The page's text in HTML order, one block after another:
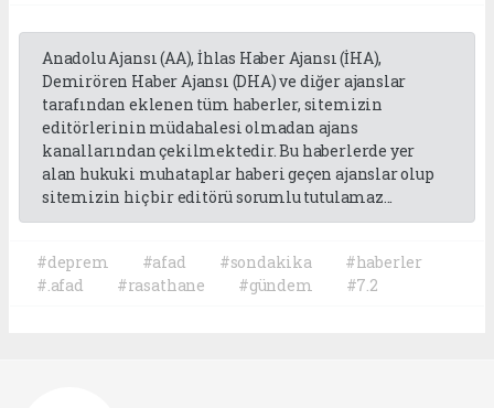
Anadolu Ajansı (AA), İhlas Haber Ajansı (İHA),
Demirören Haber Ajansı (DHA) ve diğer ajanslar
tarafından eklenen tüm haberler, sitemizin
editörlerinin müdahalesi olmadan ajans
kanallarından çekilmektedir. Bu haberlerde yer
alan hukuki muhataplar haberi geçen ajanslar olup
sitemizin hiç bir editörü sorumlu tutulamaz...
#deprem #afad #sondakika
#haberler
#.afad
#rasathane #gündem #7.2